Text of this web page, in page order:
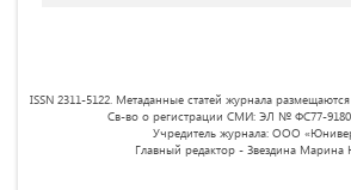
ISSN 2311-5122. Метаданные статей журнала
Св-во о регистрации СМИ: ЭЛ № ФС77-
Учредитель журнала: ООО
Главный редактор - Звездина Марина